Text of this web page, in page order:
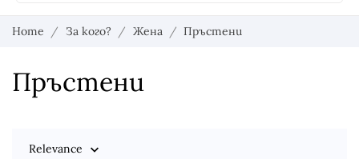
Home За кого? Жена Пръстени
Пръстени
Relevance 